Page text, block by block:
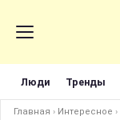
Люди Тренды
Главная › Интересное ›